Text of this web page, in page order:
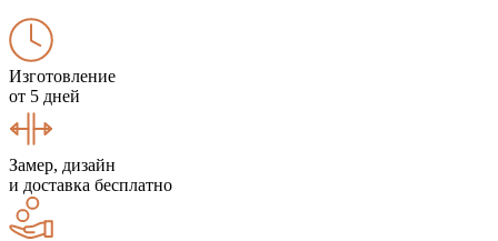
Изготовление
от 5 дней
Замер, дизайн
и доставка бесплатно